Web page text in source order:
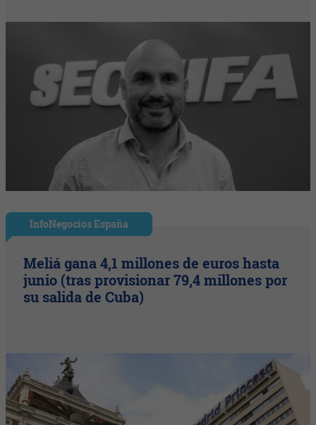
InfoNegocios España
Meliá gana 4,1 millones de euros hasta
junio (tras provisionar 79,4 millones por
su salida de Cuba)